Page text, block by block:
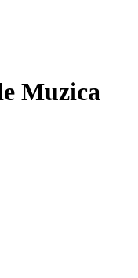
Muzica